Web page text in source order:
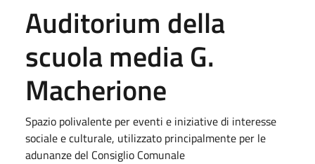
Auditorium della
scuola media G.
Macherione
Spazio polivalente per eventi e iniziative di interesse
sociale e culturale, utilizzato principalmente per le
adunanze del Consiglio Comunale